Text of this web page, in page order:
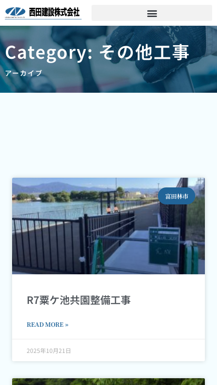
Category: その他工事
アーカイブ
富田林市
R7粟ケ池共園整備工事
READ MORE »
2025年10月21日